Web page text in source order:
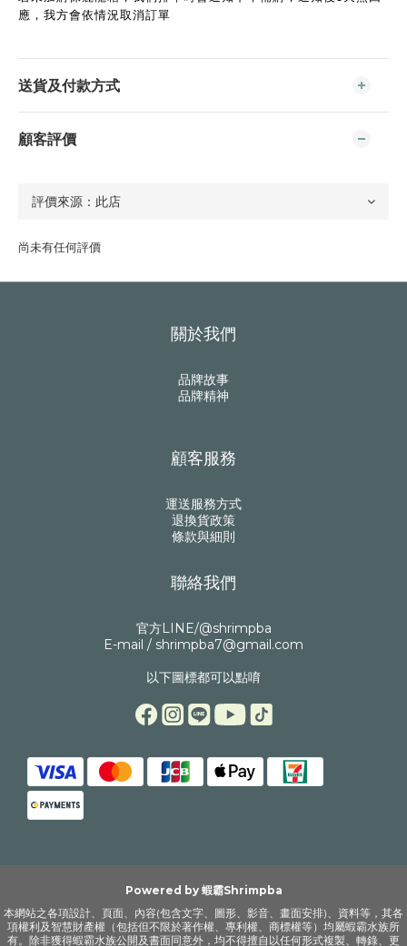
應，我方會依情況取消訂單
送貨及付款方式
顧客評價
尚未有任何評價
關於我們
品牌故事
品牌精神
顧客服務
運送服務方式
退換貨政策
條款與細則
聯絡我們
官方LINE/@shrimpba
E-mail / shrimpba7@gmail.com
以下圖標都可以點唷
Powered by 蝦霸Shrimpba
本網站之各項設計、頁面、內容(包含文字、圖形、影音、畫面安排)、資料等，其各
項權利及智慧財產權（包括但不限於著作權、專利權、商標權等）均屬蝦霸水族所
有。除非獲得蝦霸水族公開及書面同意外，均不得擅自以任何形式複製、轉錄、更